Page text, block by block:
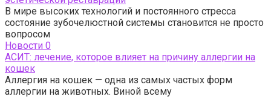
В мире высоких технологий и постоянного стресса
состояние зубочелюстной системы становится не просто
вопросом
Новости 0
АСИТ: лечение, которое влияет на причину аллергии на
кошек
Аллергия на кошек — одна из самых частых форм
аллергии на животных. Виной всему